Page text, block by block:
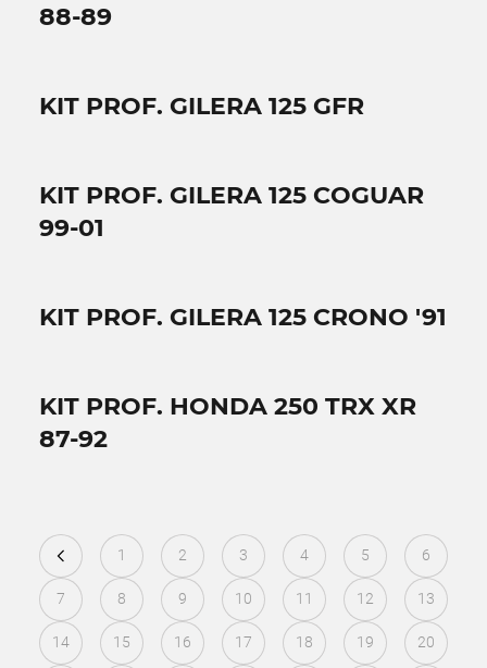
88-89
KIT PROF. GILERA 125 GFR
KIT PROF. GILERA 125 COGUAR
99-01
KIT PROF. GILERA 125 CRONO '91
KIT PROF. HONDA 250 TRX XR
87-92
1 2 3 4 5 6
7 8 9 10 11 12 13
14 15 16 17 18 19 20